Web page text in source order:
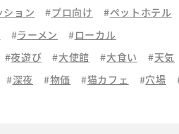
ション プロ向け
ペットホテル
ラーメン
ローカル
夜遊び 大使館 大食い
天気
深夜 物価 猫カフェ 穴場